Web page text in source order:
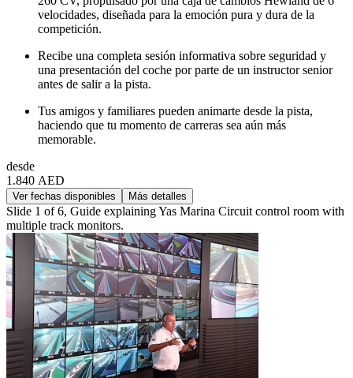
velocidades, diseñada para la emoción pura y dura de la
competición.
Recibe una completa sesión informativa sobre seguridad y
una presentación del coche por parte de un instructor senior
antes de salir a la pista.
Tus amigos y familiares pueden animarte desde la pista,
haciendo que tu momento de carreras sea aún más
memorable.
desde
1.840 AED
Ver fechas disponibles Más detalles
Slide 1 of 6, Guide explaining Yas Marina Circuit control room with
multiple track monitors.